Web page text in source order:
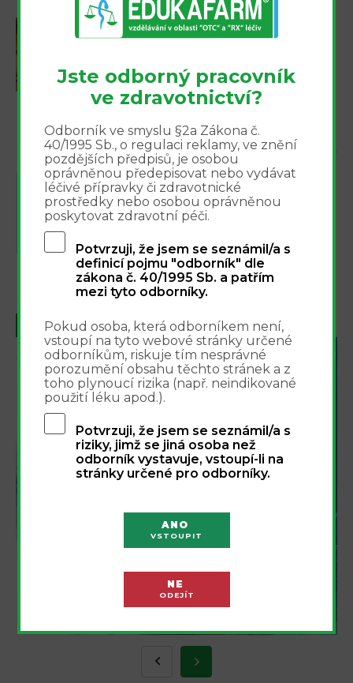
pr...
29.1.2009
DERMATOLOGIE
Absorpce obvazových
Moderní obvazové materiály plní
kromě základní úlohy bariéry i
mnohé další funkce, často jsou
proto nazývány jako „terapeutické“
obvazové materiály. Jejich funkce
se specificky uplatňují v různých
fáz...
více
30.12.2008
DERMATOLOGIE
Operační krytí v širších
souvislostech
představují jednu z
nejvýznamnějších komplikací ve
všech chirurgických oborech.
Jejich výskyt je přirozeně provázen
vyšší morbiditou, potřebou delší
hospitalizace, a bohu...
více
3 4 DALŠÍ POSLEDNÍ
Integrovaný přístup k
léčbě bolesti - webinář
16.9.2026
Jste odborný pracovník
ve zdravotnictví?
Odborník ve smyslu §2a Zákona č.
40/1995 Sb., o regulaci reklamy, ve znění
pozdějších předpisů, je osobou
oprávněnou předepisovat nebo vydávat
léčivé přípravky či zdravotnické
prostředky nebo osobou oprávněnou
poskytovat zdravotní péči.
Potvrzuji, že jsem se seznámil/a s
definicí pojmu "odborník" dle
zákona č. 40/1995 Sb. a patřím
mezi tyto odborníky.
Pokud osoba, která odborníkem není,
vstoupí na tyto webové stránky určené
odborníkům, riskuje tím nesprávné
porozumění obsahu těchto stránek a z
toho plynoucí rizika (např. neindikované
použití léku apod.).
Potvrzuji, že jsem se seznámil/a s
riziky, jimž se jiná osoba než
odborník vystavuje, vstoupí-li na
stránky určené pro odborníky.
ANO
VSTOUPIT
NE
ODEJÍT